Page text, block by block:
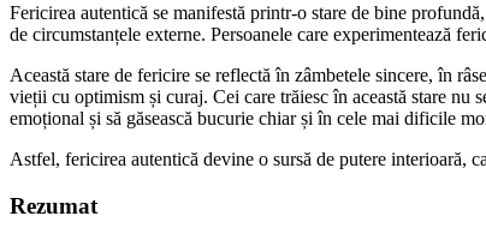
Fericirea autentică se manifestă printr-o stare de bine
de circumstanțele externe. Persoanele care experimentează
Această stare de fericire se reflectă în zâmbetele sincere, în
vieții cu optimism și curaj. Cei care trăiesc în această stare
emoțional și să găsească bucurie chiar și în cele mai dificile
Astfel, fericirea autentică devine o sursă de putere interioară,
Rezumat